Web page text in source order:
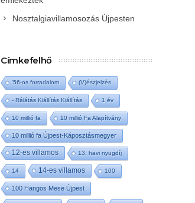
Nosztalgiavillamosozás Újpesten
Címkefelhő
'56-os forradalom (V)észjelzés
- Rálátás Kiállítás Kiállítás 1 év
10 millió fa 10 millió Fa Alapítvány
10 millió fa Újpest-Káposztásmegyer
12-es villamos 13. havi nyugdíj
14 14-es villamos 100
100 Hangos Mese Újpest